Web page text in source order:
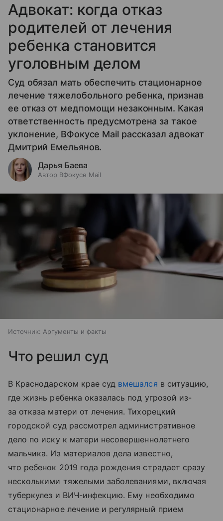
Адвокат: когда отказ
родителей от лечения
ребенка становится
уголовным делом
Суд обязал мать обеспечить стационарное
лечение тяжелобольного ребенка, признав
ее отказ от медпомощи незаконным. Какая
ответственность предусмотрена за такое
уклонение, ВФокусе Mail рассказал адвокат
Дмитрий Емельянов.
Дарья Баева
Автор ВФокусе Mail
Источник: Аргументы и факты
Что решил суд
В Краснодарском крае суд вмешался в ситуацию,
где жизнь ребенка оказалась под угрозой из-
за отказа матери от лечения. Тихорецкий
городской суд рассмотрел административное
дело по иску к матери несовершеннолетнего
мальчика. Из материалов дела известно,
что ребенок 2019 года рождения страдает сразу
несколькими тяжелыми заболеваниями, включая
туберкулез и ВИЧ-инфекцию. Ему необходимо
стационарное лечение и регулярный прием